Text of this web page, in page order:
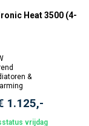
producten,
Heat 3500 (4-
&
1.125,-
vrijdag